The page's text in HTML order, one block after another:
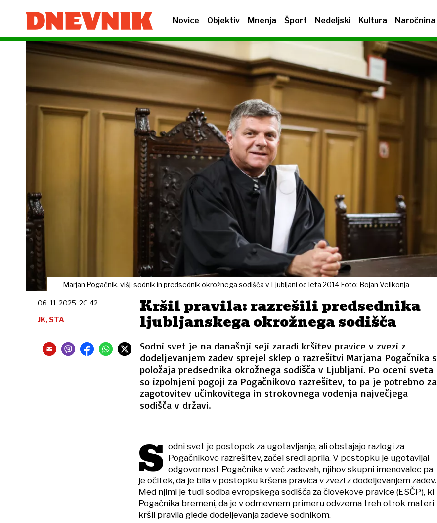
Novice Objektiv Mnenja Šport Nedeljski Kultura Naročnina
Marjan Pogačnik, višji sodnik in predsednik okrožnega sodišča v Ljubljani od leta 2014 Foto: Bojan Velikonja
Kršil pravila: razrešili predsednika
ljubljanskega okrožnega sodišča
Sodni svet je na današnji seji zaradi kršitev pravice v zvezi z
dodeljevanjem zadev sprejel sklep o razrešitvi Marjana Pogačnika s
položaja predsednika okrožnega sodišča v Ljubljani. Po oceni sveta
so izpolnjeni pogoji za Pogačnikovo razrešitev, to pa je potrebno za
zagotovitev učinkovitega in strokovnega vodenja največjega
sodišča v državi.
06. 11. 2025, 20.42
JK, STA
S odni svet je postopek za ugotavljanje, ali obstajajo razlogi za
Pogačnikovo razrešitev, začel sredi aprila. V postopku je ugotavljal
odgovornost Pogačnika v več zadevah, njihov skupni imenovalec pa
je očitek, da je bila v postopku kršena pravica v zvezi z dodeljevanjem zadev.
Med njimi je tudi sodba evropskega sodišča za človekove pravice (ESČP), ki
Pogačnika bremeni, da je v odmevnem primeru odvzema treh otrok materi
kršil pravila glede dodeljevanja zadeve sodnikom.